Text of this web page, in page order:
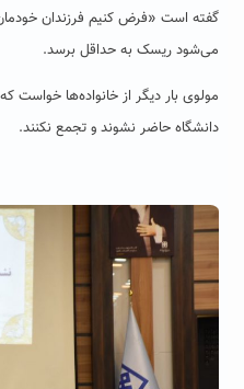
گفته است «فرض کنیم فرزندان
می‌شود ریسک به حداقل برسد.
مولوی بار دیگر از خانواده‌ها خواست
دانشگاه حاضر نشوند و تجمع نکنند.